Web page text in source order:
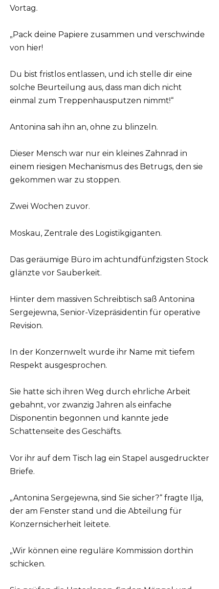
Vortag.
„Pack deine Papiere zusammen und verschwinde
von hier!
Du bist fristlos entlassen, und ich stelle dir eine
solche Beurteilung aus, dass man dich nicht
einmal zum Treppenhausputzen nimmt!“
Antonina sah ihn an, ohne zu blinzeln.
Dieser Mensch war nur ein kleines Zahnrad in
einem riesigen Mechanismus des Betrugs, den sie
gekommen war zu stoppen.
Zwei Wochen zuvor.
Moskau, Zentrale des Logistikgiganten.
Das geräumige Büro im achtundfünfzigsten Stock
glänzte vor Sauberkeit.
Hinter dem massiven Schreibtisch saß Antonina
Sergejewna, Senior-Vizepräsidentin für operative
Revision.
In der Konzernwelt wurde ihr Name mit tiefem
Respekt ausgesprochen.
Sie hatte sich ihren Weg durch ehrliche Arbeit
gebahnt, vor zwanzig Jahren als einfache
Disponentin begonnen und kannte jede
Schattenseite des Geschäfts.
Vor ihr auf dem Tisch lag ein Stapel ausgedruckter
Briefe.
„Antonina Sergejewna, sind Sie sicher?“ fragte Ilja,
der am Fenster stand und die Abteilung für
Konzernsicherheit leitete.
„Wir können eine reguläre Kommission dorthin
schicken.